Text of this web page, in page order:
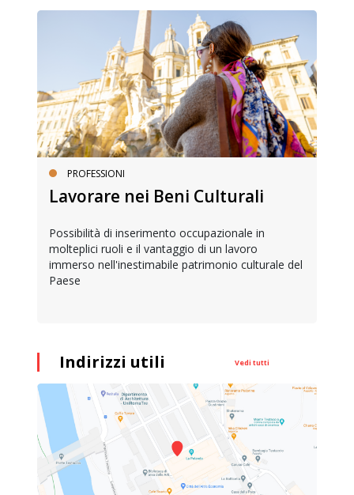
PROFESSIONI
Lavorare nei Beni Culturali
Possibilità di inserimento occupazionale in
molteplici ruoli e il vantaggio di un lavoro
immerso nell'inestimabile patrimonio culturale del
Paese
Indirizzi utili Vedi tutti